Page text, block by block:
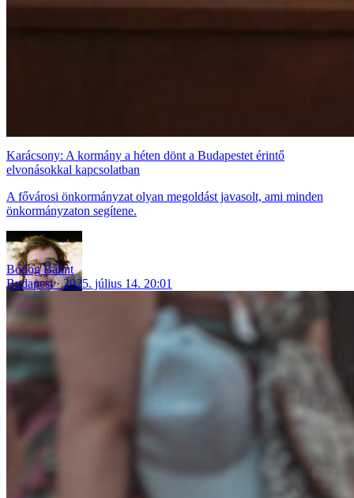
Karácsony: A kormány a héten dönt a Budapestet érintő
elvonásokkal kapcsolatban
A fővárosi önkormányzat olyan megoldást javasolt, ami minden
önkormányzaton segítene.
Bódog Bálint
Budapest
2025. július 14. 20:01